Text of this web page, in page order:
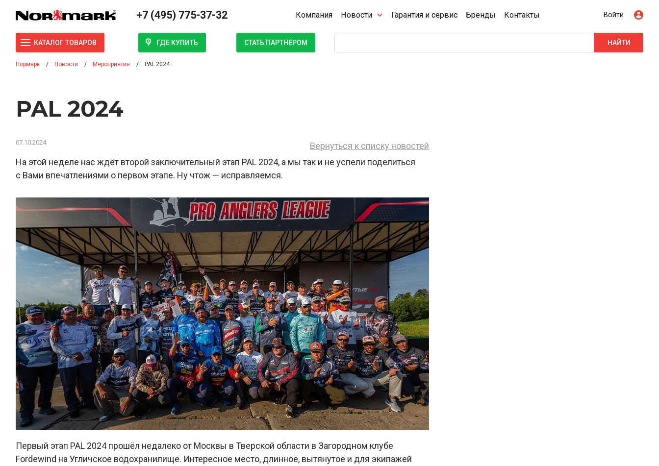
+7 (495) 775-37-32 Компания Новости Гарантия и сервис Бренды Контакты Войти
КАТАЛОГ ТОВАРОВ ГДЕ КУПИТЬ СТАТЬ ПАРТНЁРОМ НАЙТИ
Нормарк Новости Мероприятия PAL 2024
PAL 2024
07.10.2024
Вернуться к списку новостей
На этой неделе нас ждёт второй заключительный этап PAL 2024, а мы так и не успели поделиться
с Вами впечатлениями о первом этапе. Ну чтож — исправляемся.
Первый этап PAL 2024 прошёл недалеко от Москвы в Тверской области в Загородном клубе
Fordewind на Угличское водохранилище. Интересное место, длинное, вытянутое и для экипажей